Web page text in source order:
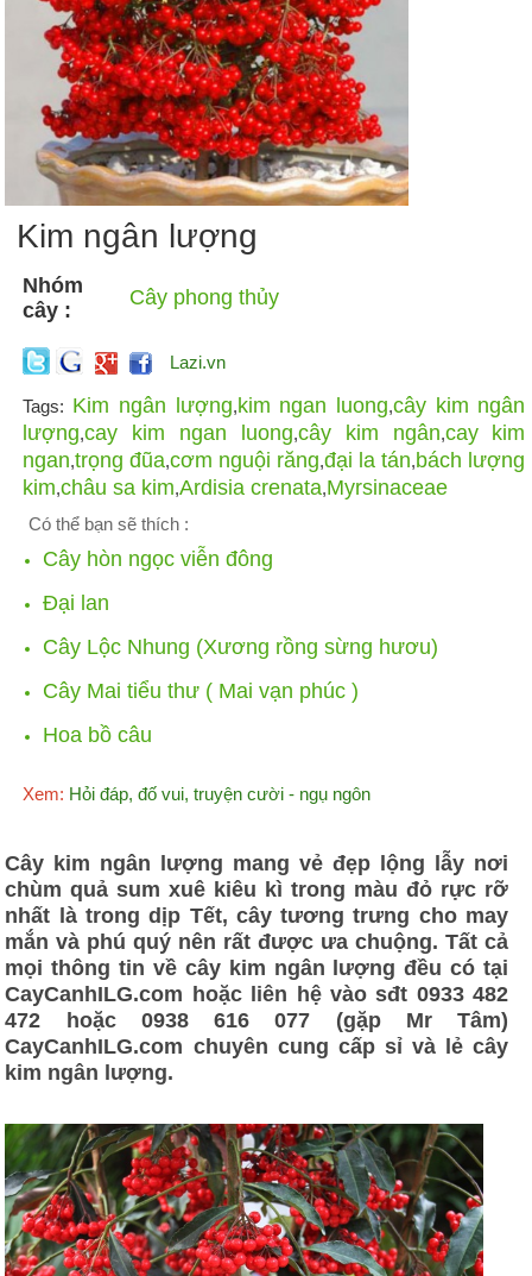
Kim ngân lượng
Nhóm
cây :
Cây phong thủy
Lazi.vn
Tags: Kim ngân lượng,kim ngan luong,cây kim ngân
lượng,cay kim ngan luong,cây kim ngân,cay kim
ngan,trọng đũa,cơm nguội răng,đại la tán,bách lượng
kim,châu sa kim,Ardisia crenata,Myrsinaceae
Có thể bạn sẽ thích :
Cây hòn ngọc viễn đông
Đại lan
Cây Lộc Nhung (Xương rồng sừng hươu)
Cây Mai tiểu thư ( Mai vạn phúc )
Hoa bồ câu
Xem: Hỏi đáp, đố vui, truyện cười - ngụ ngôn
Cây kim ngân lượng mang vẻ đẹp lộng lẫy nơi
chùm quả sum xuê kiêu kì trong màu đỏ rực rỡ
nhất là trong dịp Tết, cây tương trưng cho may
mắn và phú quý nên rất được ưa chuộng. Tất cả
mọi thông tin về cây kim ngân lượng đều có tại
CayCanhILG.com hoặc liên hệ vào sđt 0933 482
472 hoặc 0938 616 077 (gặp Mr Tâm)
CayCanhILG.com chuyên cung cấp sỉ và lẻ cây
kim ngân lượng.